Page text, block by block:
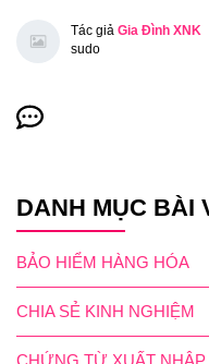
Tác giả Gia Đình XNK
sudo
DANH MỤC BÀI
BẢO HIỂM HÀNG HÓA
CHIA SẺ KINH NGHIỆM